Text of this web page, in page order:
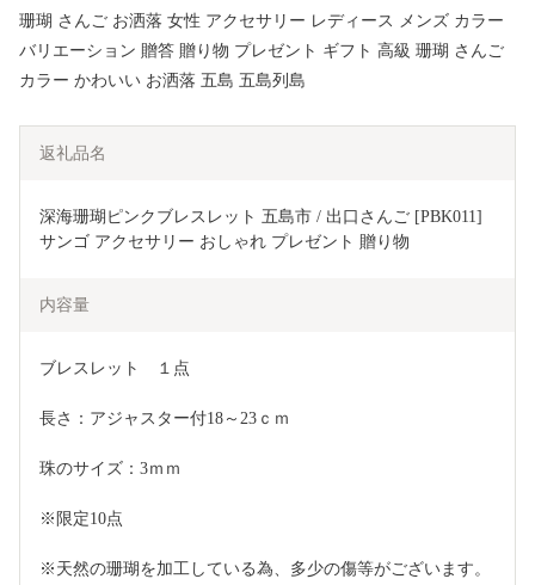
珊瑚 さんご お洒落 女性 アクセサリー レディース メンズ カラー
バリエーション 贈答 贈り物 プレゼント ギフト 高級 珊瑚 さんご
カラー かわいい お洒落 五島 五島列島
返礼品名
深海珊瑚ピンクブレスレット 五島市 / 出口さんご [PBK011]
サンゴ アクセサリー おしゃれ プレゼント 贈り物
内容量
ブレスレット　１点
長さ：アジャスター付18～23ｃｍ
珠のサイズ：3ｍｍ
※限定10点
※天然の珊瑚を加工している為、多少の傷等がございます。